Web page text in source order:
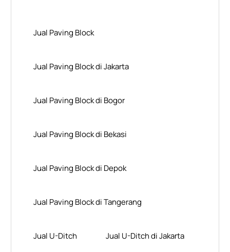
Jual Paving Block
Jual Paving Block di Jakarta
Jual Paving Block di Bogor
Jual Paving Block di Bekasi
Jual Paving Block di Depok
Jual Paving Block di Tangerang
Jual U-Ditch Jual U-Ditch di Jakarta